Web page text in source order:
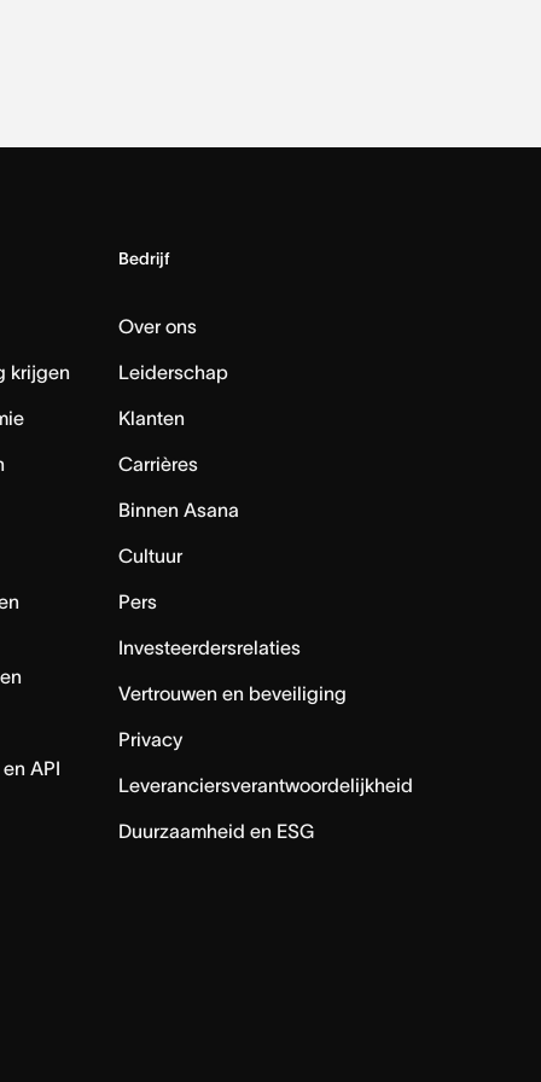
krijgen
API
Bedrijf
Over ons
Leiderschap
Klanten
Carrières
Binnen Asana
Cultuur
Pers
Investeerdersrelaties
Vertrouwen en beveiliging
Privacy
Leveranciersverantwoordelijkheid
Duurzaamheid en ESG